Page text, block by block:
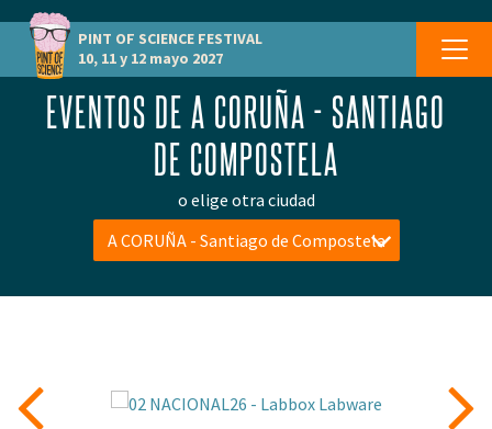
PINT OF SCIENCE FESTIVAL
10, 11 y 12 mayo 2027
EVENTOS DE A CORUÑA - SANTIAGO
DE COMPOSTELA
o elige otra ciudad
A CORUÑA - Santiago de Compostela